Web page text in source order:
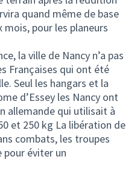
quand même de base
pour les planeurs
la ville de Nancy n’a pas
Françaises qui ont été
Seul les hangars et la
d’Essey les Nancy ont
allemande qui utilisait à
et 250 kg La libération de
combats, les troupes
pour éviter un